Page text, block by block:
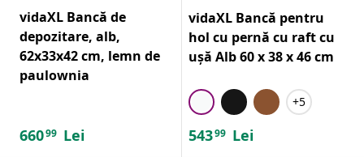
vidaXL Bancă de
depozitare, alb,
62x33x42 cm, lemn de
paulownia
66099 Lei
vidaXL Bancă pentru
hol cu pernă cu raft cu
ușă Alb 60 x 38 x 46 cm
+5
54399 Lei